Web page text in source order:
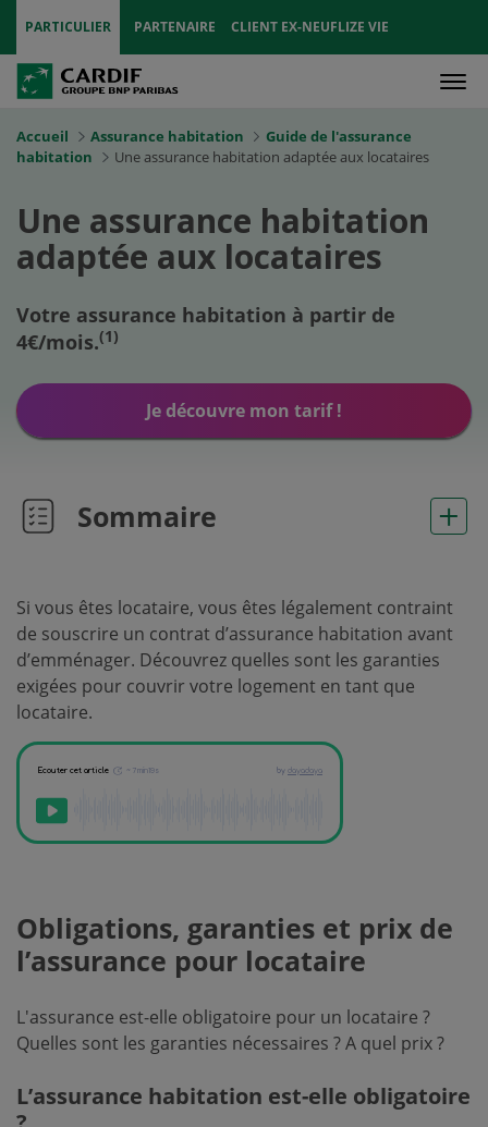
PARTICULIER PARTENAIRE CLIENT EX-NEUFLIZE VIE
Accueil Assurance habitation
Guide de l'assurance
habitation
Une assurance habitation adaptée aux locataires
Une assurance habitation
adaptée aux locataires
Votre assurance habitation à partir de
4€/mois.(1)
Je découvre mon tarif !
Sommaire
Si vous êtes locataire, vous êtes légalement contraint
de souscrire un contrat d’assurance habitation avant
d’emménager. Découvrez quelles sont les garanties
exigées pour couvrir votre logement en tant que
locataire.
Obligations, garanties et prix de
l’assurance pour locataire
L'assurance est-elle obligatoire pour un locataire ?
Quelles sont les garanties nécessaires ? A quel prix ?
L’assurance habitation est-elle obligatoire